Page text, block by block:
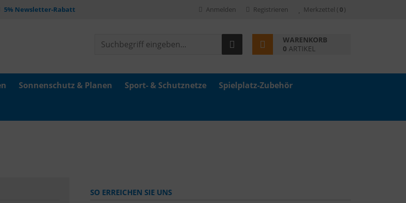
5% Newsletter-Rabatt Merkzettel ( 0)
Registrieren
Anmelden
WARENKORB
0 ARTIKEL
Sonnenschutz & Planen Sport- & Schutznetze Spielplatz-Zubehör
SO ERREICHEN SIE UNS